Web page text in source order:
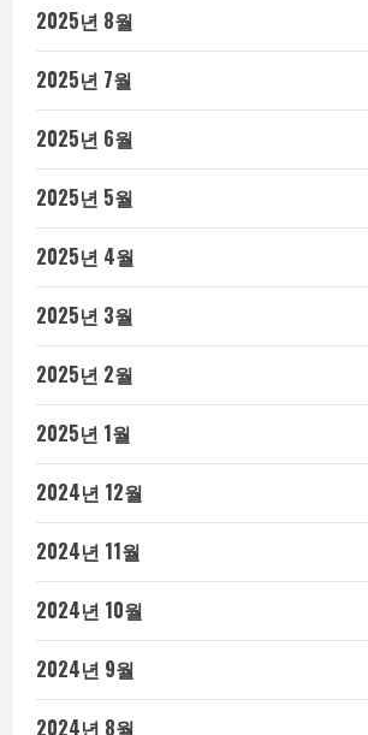
2025년 8월
2025년 7월
2025년 6월
2025년 5월
2025년 4월
2025년 3월
2025년 2월
2025년 1월
2024년 12월
2024년 11월
2024년 10월
2024년 9월
2024년 8월